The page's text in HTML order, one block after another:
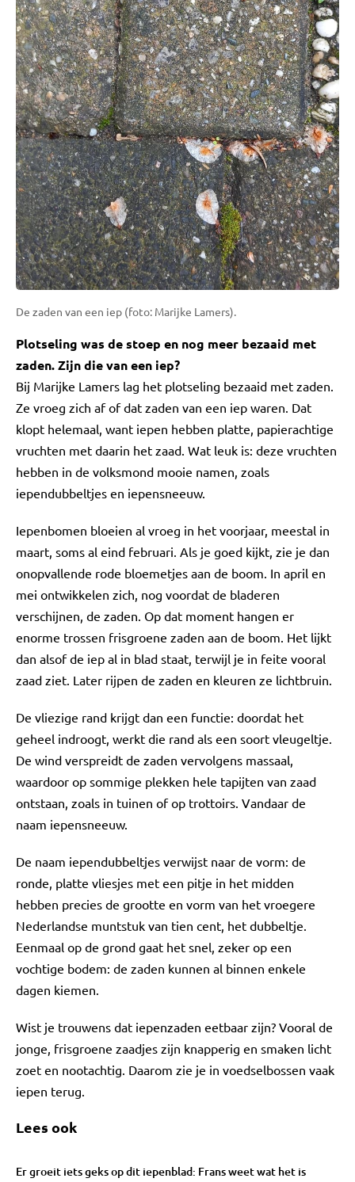
De zaden van een iep (foto: Marijke Lamers).
Plotseling was de stoep en nog meer bezaaid met
zaden. Zijn die van een iep?
Bij Marijke Lamers lag het plotseling bezaaid met zaden.
Ze vroeg zich af of dat zaden van een iep waren. Dat
klopt helemaal, want iepen hebben platte, papierachtige
vruchten met daarin het zaad. Wat leuk is: deze vruchten
hebben in de volksmond mooie namen, zoals
iependubbeltjes en iepensneeuw.
Iepenbomen bloeien al vroeg in het voorjaar, meestal in
maart, soms al eind februari. Als je goed kijkt, zie je dan
onopvallende rode bloemetjes aan de boom. In april en
mei ontwikkelen zich, nog voordat de bladeren
verschijnen, de zaden. Op dat moment hangen er
enorme trossen frisgroene zaden aan de boom. Het lijkt
dan alsof de iep al in blad staat, terwijl je in feite vooral
zaad ziet. Later rijpen de zaden en kleuren ze lichtbruin.
De vliezige rand krijgt dan een functie: doordat het
geheel indroogt, werkt die rand als een soort vleugeltje.
De wind verspreidt de zaden vervolgens massaal,
waardoor op sommige plekken hele tapijten van zaad
ontstaan, zoals in tuinen of op trottoirs. Vandaar de
naam iepensneeuw.
De naam iependubbeltjes verwijst naar de vorm: de
ronde, platte vliesjes met een pitje in het midden
hebben precies de grootte en vorm van het vroegere
Nederlandse muntstuk van tien cent, het dubbeltje.
Eenmaal op de grond gaat het snel, zeker op een
vochtige bodem: de zaden kunnen al binnen enkele
dagen kiemen.
Wist je trouwens dat iepenzaden eetbaar zijn? Vooral de
jonge, frisgroene zaadjes zijn knapperig en smaken licht
zoet en nootachtig. Daarom zie je in voedselbossen vaak
iepen terug.
Lees ook
Er groeit iets geks op dit iepenblad: Frans weet wat het is